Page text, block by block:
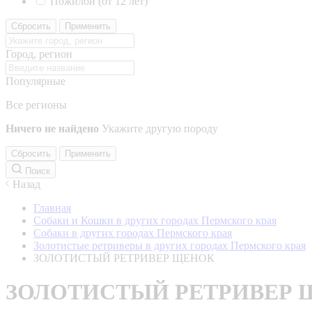
Сбросить Применить
Город, регион
Популярные
Все регионы
Ничего не найдено Укажите другую породу
Сбросить
Применить
Поиск
Назад
Главная
Собаки и Кошки в других городах Пермского края
Собаки в других городах Пермского края
Золотистые ретриверы в других городах Пермского края
ЗОЛОТИСТЫЙ РЕТРИВЕР ЩЕНОК
ЗОЛОТИСТЫЙ РЕТРИВЕР